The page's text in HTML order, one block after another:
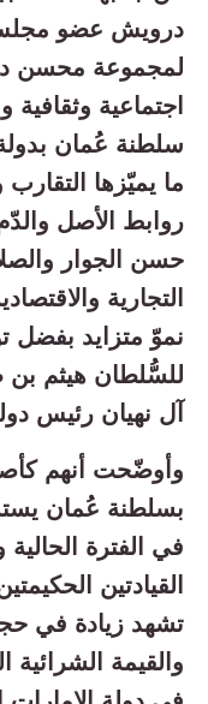
درويش عضو مجلس
لمجموعة محسن
اجتماعية
سلطنة عُمان بدولة
ما يميّزها
روابط الأصل
حسن الجوار
التجارية
نموّ متزايد بفضل
للسُّلطان هيثم
آل نهيان رئيس
وأوضّحت أنهم
بسلطنة عُمان
في الفترة
القيادتين
تشهد زيادة في
والقيمة الشرائية